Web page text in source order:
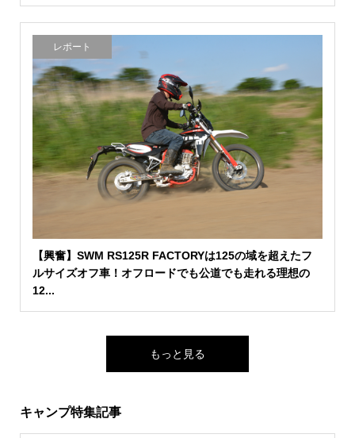
レポート
【興奮】SWM RS125R FACTORYは125の域を超えたフ
ルサイズオフ車！オフロードでも公道でも走れる理想の
12...
もっと見る
キャンプ特集記事